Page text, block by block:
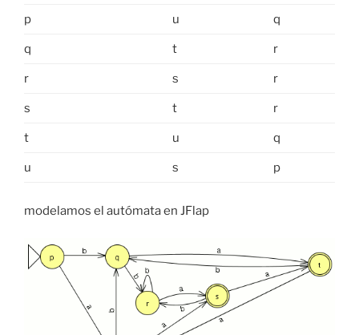
p u q
q t r
r s r
s t r
t u q
u s p
modelamos el autómata en JFlap